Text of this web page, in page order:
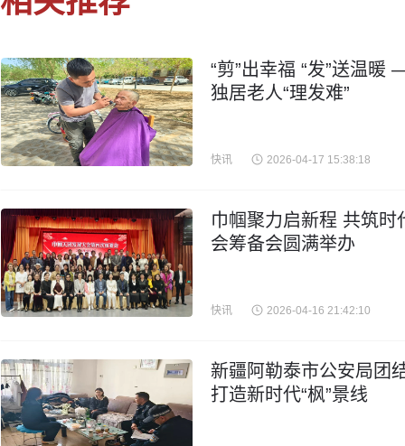
“剪”出幸福 “发”送温
独居老人“理发难”
快讯 2026-04-17 15:38:18
巾帼聚力启新程 共筑
会筹备会圆满举办
快讯 2026-04-16 21:42:10
新疆阿勒泰市公安局团
打造新时代“枫”景线